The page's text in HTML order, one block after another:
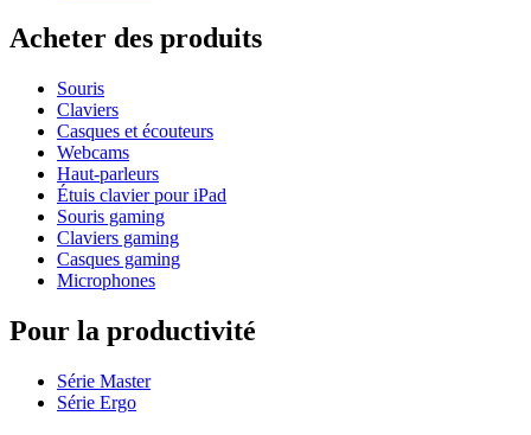
Acheter des produits
Souris
Claviers
Casques et écouteurs
Webcams
Haut-parleurs
Étuis clavier pour iPad
Souris gaming
Claviers gaming
Casques gaming
Microphones
Pour la productivité
Série Master
Série Ergo